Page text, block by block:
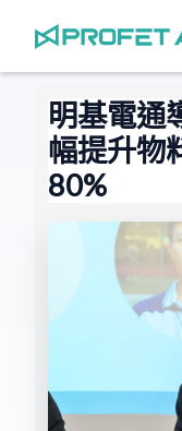
明基電通
幅提升物
80%